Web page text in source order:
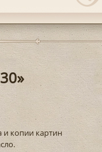
копии картин